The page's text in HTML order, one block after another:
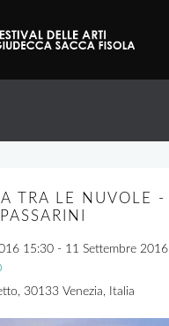
TRA LE NUVOLE -
15:30 - 11 Settembre 2016
30133 Venezia, Italia